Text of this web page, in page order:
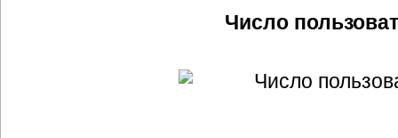
Число